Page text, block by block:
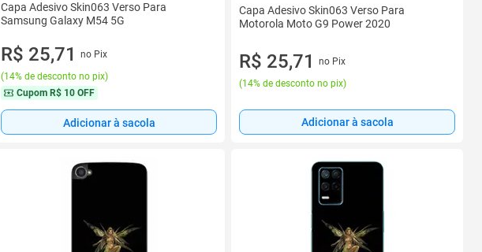
Capa Adesivo Skin063 Verso Para
Samsung Galaxy M54 5G
R$ 25,71
no Pix
(14% de desconto no pix)
Cupom R$ 10 OFF
Adicionar à sacola
Capa Adesivo Skin063 Verso Para
Motorola Moto G9 Power 2020
R$ 25,71
no Pix
(14% de desconto no pix)
Adicionar à sacola